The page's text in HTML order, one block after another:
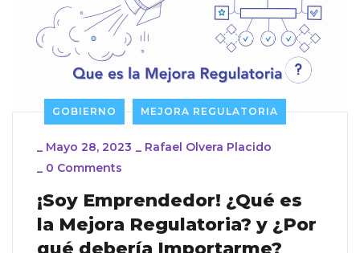
GOBIERNO MEJORA REGULATORIA
_ Mayo 28, 2023 _ Rafael Olvera Placido
_ 0 Comments
¡Soy Emprendedor! ¿Qué es
la Mejora Regulatoria? y ¿Por
qué debería Importarme?